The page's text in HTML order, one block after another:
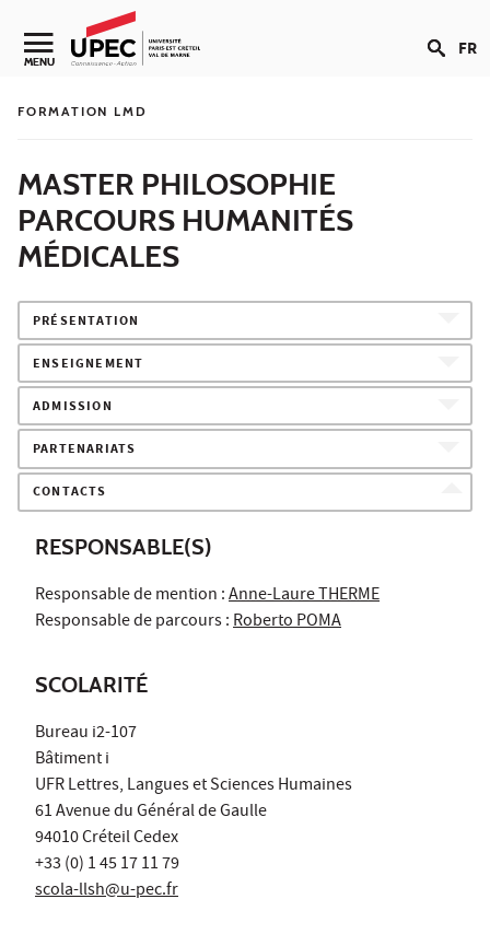
Aller au contenu
Navigation secondaire
MENU FR
FORMATION LMD
MASTER PHILOSOPHIE
PARCOURS HUMANITÉS
MÉDICALES
PRÉSENTATION
ENSEIGNEMENT
ADMISSION
PARTENARIATS
CONTACTS
RESPONSABLE(S)
Responsable de mention :Anne-Laure THERME
Responsable de parcours :Roberto POMA
SCOLARITÉ
Bureau i2-107
Bâtiment i
UFR Lettres, Langues et Sciences Humaines
61 Avenue du Général de Gaulle
94010 Créteil Cedex
+33 (0) 1 45 17 11 79
scola-llsh@u-pec.fr